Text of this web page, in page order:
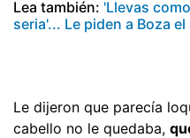
Lea también: 'Llevas
seria'... Le piden a Boza el
Le dijeron que parecía
cabello no le quedaba,